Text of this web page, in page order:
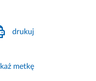
drukuj
metkę